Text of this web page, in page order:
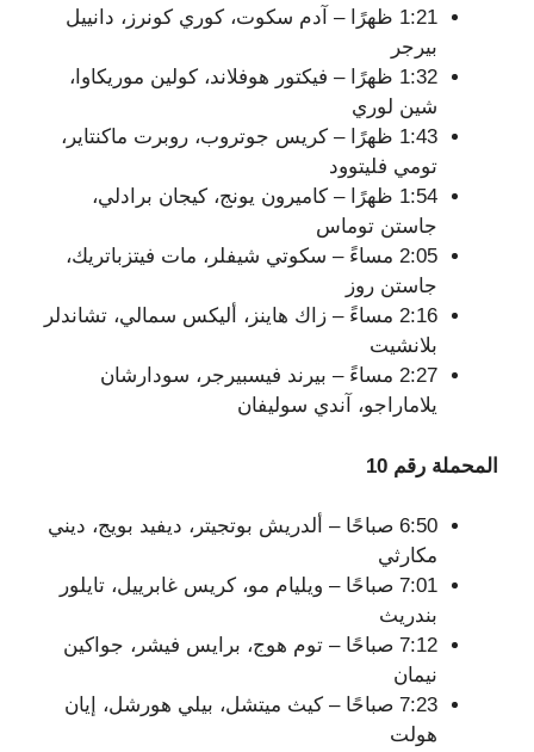
1:21 ظهرًا – آدم سكوت، كوري كونرز، دانييل
بيرجر
1:32 ظهرًا – فيكتور هوفلاند، كولين موريكاوا،
شين لوري
1:43 ظهرًا – كريس جوتروب، روبرت ماكنتاير،
تومي فليتوود
1:54 ظهرًا – كاميرون يونج، كيجان برادلي،
جاستن توماس
2:05 مساءً – سكوتي شيفلر، مات فيتزباتريك،
جاستن روز
2:16 مساءً – زاك هاينز، أليكس سمالي، تشاندلر
بلانشيت
2:27 مساءً – بيرند فيسبيرجر، سودارشان
يلاماراجو، آندي سوليفان
المحملة رقم 10
6:50 صباحًا – ألدريش بوتجيتر، ديفيد بويج، ديني
مكارثي
7:01 صباحًا – ويليام مو، كريس غابرييل، تايلور
بندريث
7:12 صباحًا – توم هوج، برايس فيشر، جواكين
نيمان
7:23 صباحًا – كيث ميتشل، بيلي هورشل، إيان
هولت